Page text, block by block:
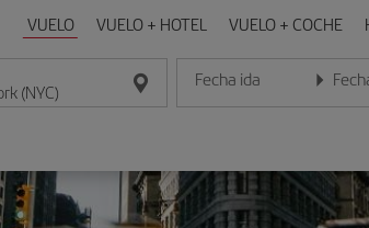
VUELO VUELO + HOTEL VUELO + COCHE
Fecha ida
Introduce la fecha en formato